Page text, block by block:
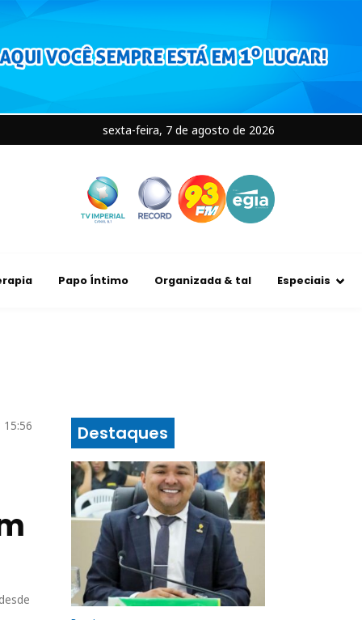
sexta-feira, 7 de agosto de 2026
Papo Íntimo Organizada & tal Especiais
Destaques